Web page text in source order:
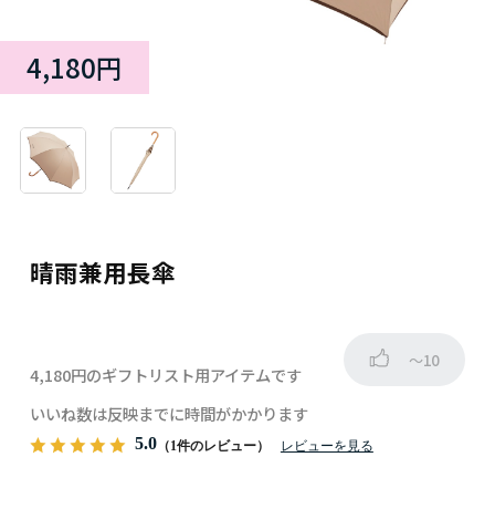
晴雨兼用長傘
4,180円
4,180円のギフトリスト用アイテムです
～10
いいね数は反映までに時間がかかります
5.0（1件のレビュー） レビューを見る